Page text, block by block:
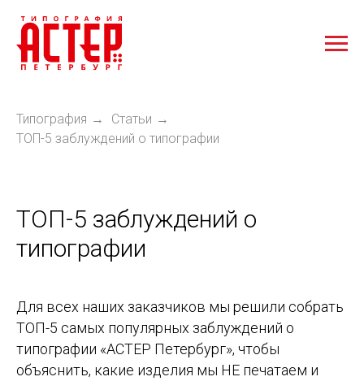
Типография → Статьи →
ТОП-5 заблуждений о типографии
ТОП-5 заблуждений о
типографии
Для всех наших заказчиков мы решили собрать
ТОП-5 самых популярных заблуждений о
типографии «АСТЕР Петербург», чтобы
объяснить, какие изделия мы НЕ печатаем и